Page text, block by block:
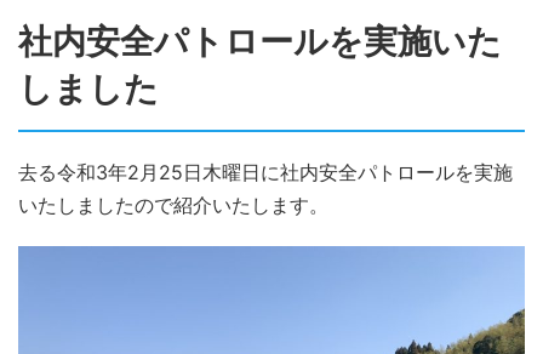
社内安全パトロールを実施いた
しました
去る令和3年2月25日木曜日に社内安全パトロールを実施
いたしましたので紹介いたします。